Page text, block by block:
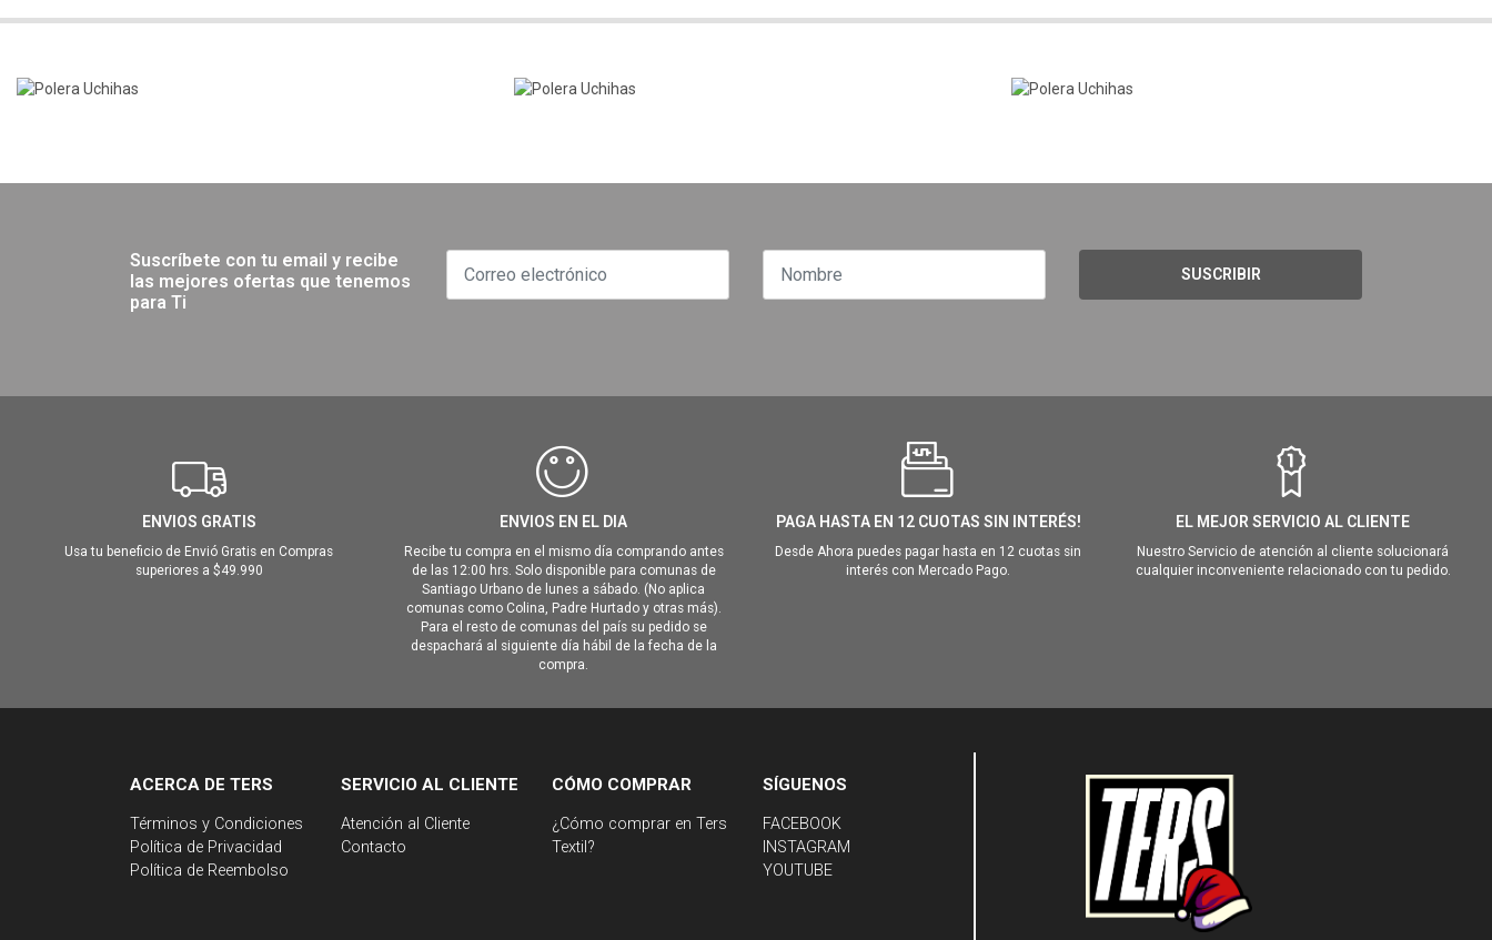
Suscríbete con tu email y recibe
las mejores ofertas que tenemos
para Ti
SUSCRIBIR
ENVIOS GRATIS
Usa tu beneficio de Envió Gratis en Compras
superiores a $49.990
ENVIOS EN EL DIA
Recibe tu compra en el mismo día comprando antes
de las 12:00 hrs. Solo disponible para comunas de
Santiago Urbano de lunes a sábado. (No aplica
comunas como Colina, Padre Hurtado y otras más).
Para el resto de comunas del país su pedido se
despachará al siguiente día hábil de la fecha de la
compra.
PAGA HASTA EN 12 CUOTAS SIN INTERÉS!
Desde Ahora puedes pagar hasta en 12 cuotas sin
interés con Mercado Pago.
EL MEJOR SERVICIO AL CLIENTE
Nuestro Servicio de atención al cliente solucionará
cualquier inconveniente relacionado con tu pedido.
ACERCA DE TERS
Términos y Condiciones
Política de Privacidad
Política de Reembolso
SERVICIO AL CLIENTE
Atención al Cliente
Contacto
CÓMO COMPRAR
¿Cómo comprar en Ters
Textil?
SÍGUENOS
FACEBOOK
INSTAGRAM
YOUTUBE